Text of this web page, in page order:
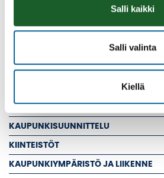
Salli kaikki
Salli valinta
Kiellä
KIINTEISTÖVEROSELVITYS
MUUTTAJALLE
RAKENTAMISEN LUVAT
KARTAT JA PAIKKATIETO
KAUPUNKISUUNNITTELU
KIINTEISTÖT
KAUPUNKIYMPÄRISTÖ JA LIIKENNE